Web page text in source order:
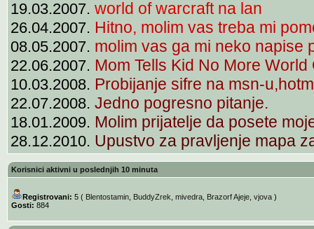
19.03.2007. world of warcraft na lan
26.04.2007. Hitno, molim vas treba mi
08.05.2007. molim vas ga mi neko napise
22.06.2007. Mom Tells Kid No More World
10.03.2008. Probijanje sifre na msn-
22.07.2008. Jedno pogresno pitanje.
18.01.2009. Molim prijatelje da posete
28.12.2010. Upustvo za pravljenje mapa
Korisnici aktivni u poslednjih 10 minuta
Registrovani: 5 ( Blentostamin, BuddyZrek mivedra, Brazorf Ajeje, vjova)
Gosti: 884